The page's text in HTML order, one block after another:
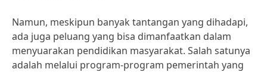
Namun, meskipun banyak tantangan yang dihadapi,
ada juga peluang yang bisa dimanfaatkan dalam
menyuarakan pendidikan masyarakat. Salah satunya
adalah melalui program-program pemerintah yang